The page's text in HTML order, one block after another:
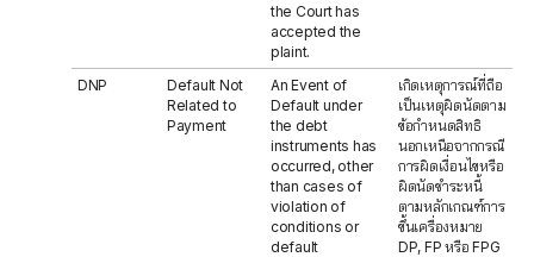
the Court has
accepted the
plaint.
DNP
Default Not
Related to
Payment
An Event of
Default under
the debt
instruments has
occurred, other
than cases of
violation of
conditions or
default
เกิดเหตุการณ์ที่ถือ
เป็นเหตุผิดนัดตาม
ข้อกำหนดสิทธิ
นอกเหนือจากกรณี
การผิดเงื่อนไขหรือ
ผิดนัดชำระหนี้
ตามหลักเกณฑ์การ
ขึ้นเครื่องหมาย
DP, FP หรือ FPG